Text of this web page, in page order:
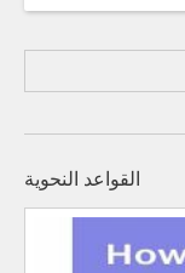
القواعد النحوية